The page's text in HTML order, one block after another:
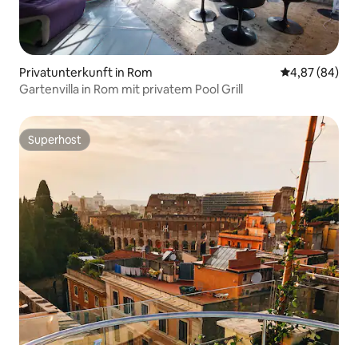
Privatunterkunft in Rom
4,87 (84)
Gartenvilla in Rom mit privatem Pool Grill
Superhost
Superhost